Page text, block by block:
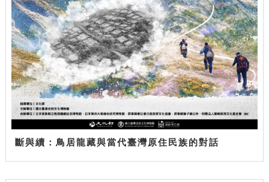
斷與續：鳥居龍藏與當代臺灣原住民族的對話